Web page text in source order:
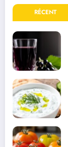
RÉCENT